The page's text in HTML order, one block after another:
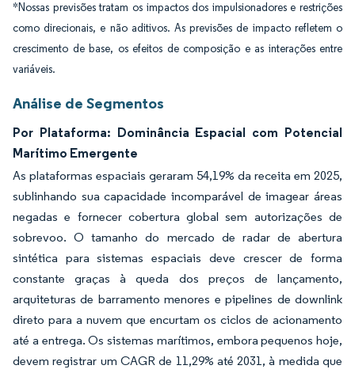
*Nossas previsões tratam os impactos dos impulsionadores e restrições
como direcionais, e não aditivos. As previsões de impacto refletem o
crescimento de base, os efeitos de composição e as interações entre
variáveis.
Análise de Segmentos
Por Plataforma: Dominância Espacial com Potencial
Marítimo Emergente
As plataformas espaciais geraram 54,19% da receita em 2025,
sublinhando sua capacidade incomparável de imagear áreas
negadas e fornecer cobertura global sem autorizações de
sobrevoo. O tamanho do mercado de radar de abertura
sintética para sistemas espaciais deve crescer de forma
constante graças à queda dos preços de lançamento,
arquiteturas de barramento menores e pipelines de downlink
direto para a nuvem que encurtam os ciclos de acionamento
até a entrega. Os sistemas marítimos, embora pequenos hoje,
devem registrar um CAGR de 11,29% até 2031, à medida que